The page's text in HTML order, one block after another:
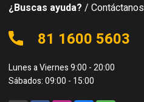
¿Buscas ayuda? / Contáctanos
81 1600 5603
Lunes a Viernes 9:00 - 20:00
Sábados: 09:00 - 15:00